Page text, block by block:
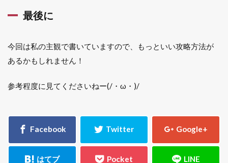
最後に
今回は私の主観で書いていますので、もっといい攻略方法が
あるかもしれません！
参考程度に見てくださいねー(/・ω・)/